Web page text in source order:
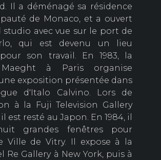
Il a déménagé sa résidence
de Monaco, et a ouvert
avec vue sur le port de
qui est devenu un lieu
son travail. En 1983, la
à Paris organise
exposition présentée dans
d'Italo Calvino. Lors de
à la Fuji Television Gallery
est resté au Japon. En 1984, il
grandes fenêtres pour
Ville de Vitry. Il expose à la
Re Gallery à New York, puis à